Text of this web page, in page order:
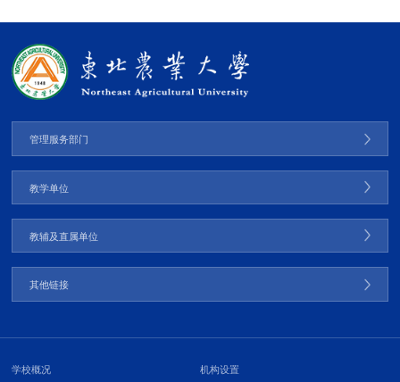
管理服务部门
教学单位
教辅及直属单位
其他链接
学校概况 机构设置